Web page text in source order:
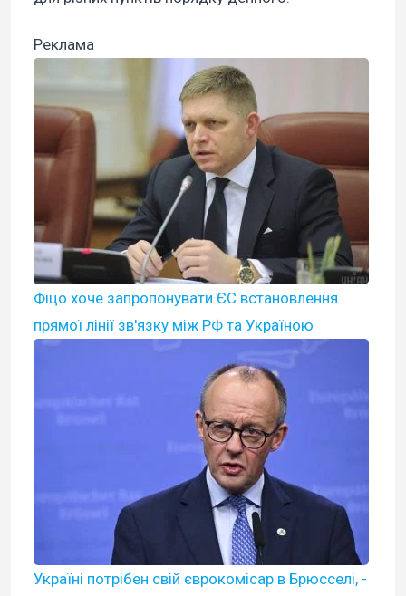
Реклама
Фіцо хоче запропонувати ЄС встановлення
прямої лінії зв'язку між РФ та Україною
Україні потрібен свій єврокомісар в Брюсселі, -